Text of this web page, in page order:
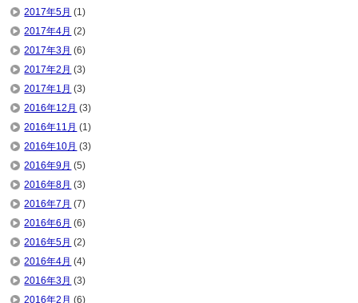
2017年5月 (1)
2017年4月 (2)
2017年3月 (6)
2017年2月 (3)
2017年1月 (3)
2016年12月 (3)
2016年11月 (1)
2016年10月 (3)
2016年9月 (5)
2016年8月 (3)
2016年7月 (7)
2016年6月 (6)
2016年5月 (2)
2016年4月 (4)
2016年3月 (3)
2016年2月 (6)